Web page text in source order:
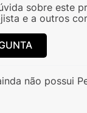
sobre este
e a outros
não possui